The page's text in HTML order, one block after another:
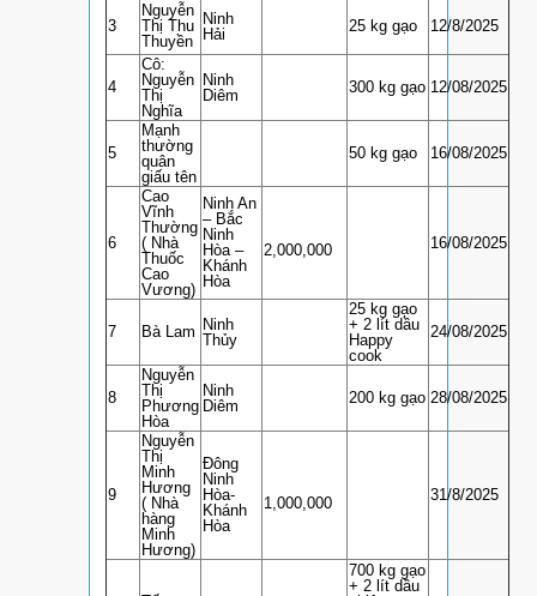
3
Nguyễn
Thị Thu
Thuyền
Ninh
Hải
25 kg gạo 12/8/2025
4
Cô:
Nguyễn
Thị
Nghĩa
Ninh
Diêm
300 kg gạo 12/08/2025
5
Mạnh
thường
quân
giấu tên
50 kg gạo 16/08/2025
6
Cao
Vĩnh
Thường
( Nhà
Thuốc
Cao
Vương)
Ninh An
– Bắc
Ninh
Hòa –
Khánh
Hòa
2,000,000 16/08/2025
7 Bà Lam Ninh
Thủy
25 kg gạo
+ 2 lít dầu
Happy
cook
24/08/2025
8
Nguyễn
Thị
Phương
Hòa
Ninh
Diêm
200 kg gạo 28/08/2025
9
Nguyễn
Thị
Minh
Hương
( Nhà
hàng
Minh
Hương)
Đông
Ninh
Hòa-
Khánh
Hòa
1,000,000 31/8/2025
700 kg gạo
+ 2 lít dầu